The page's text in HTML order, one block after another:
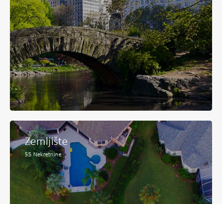
Zemljište
55 Nekretnine